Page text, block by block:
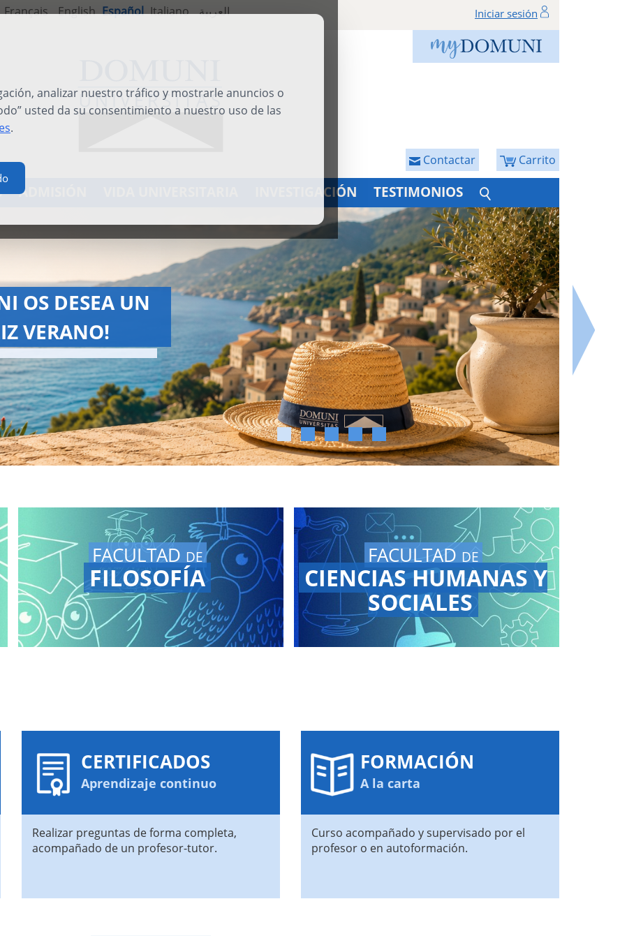
analizar nuestro tráfico y mostrarle anuncios o
usted da su consentimiento a nuestro uso de las
.
Français English Español Italiano العربية Iniciar sesión
Carrito
Contactar
ADMISIÓN INVESTIGACIÓN TESTIMONIOS
SUMMER
SCHOOL 2026
School ha terminado!
a ver las Grandes Conferencias en
canal de YouTube.
FACULTAD DE
FILOSOFÍA
FACULTAD DE
CIENCIAS HUMANAS Y
SOCIALES
CERTIFICADOS
Aprendizaje continuo
Realizar preguntas de forma completa,
acompañado de un profesor-tutor.
FORMACIÓN
A la carta
Curso acompañado y supervisado por el
profesor o en autoformación.